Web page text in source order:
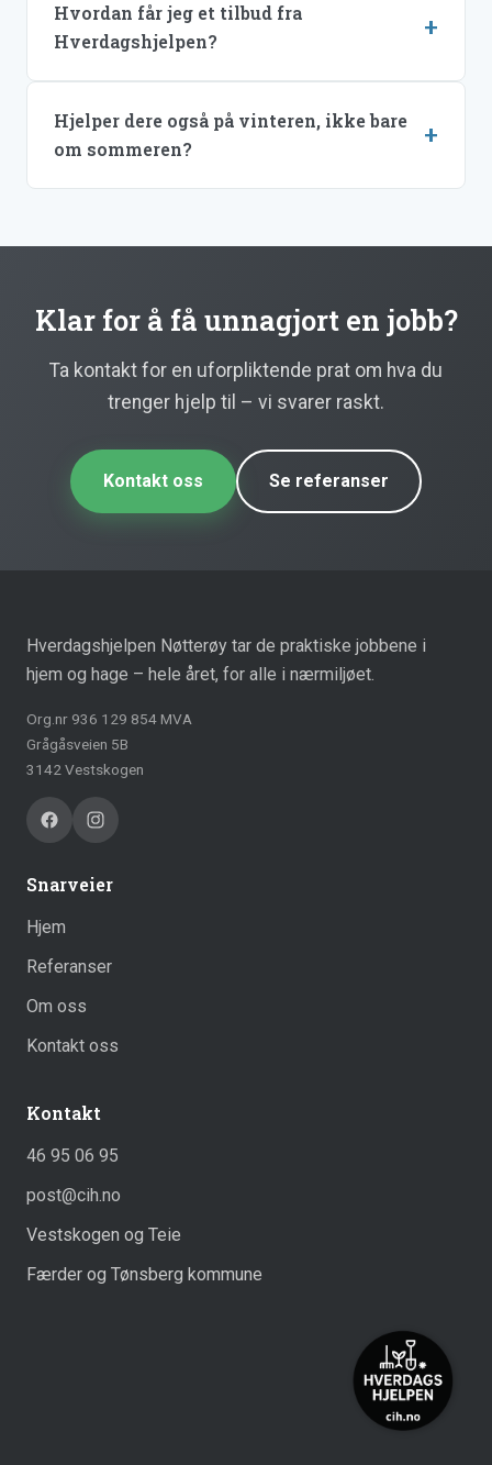
Hvordan får jeg et tilbud fra
Hverdagshjelpen?
Hjelper dere også på vinteren, ikke bare
om sommeren?
Klar for å få unnagjort en jobb?
Ta kontakt for en uforpliktende prat om hva du
trenger hjelp til – vi svarer raskt.
Kontakt oss Se referanser
Hverdagshjelpen Nøtterøy tar de praktiske jobbene i
hjem og hage – hele året, for alle i nærmiljøet.
Org.nr 936 129 854 MVA
Grågåsveien 5B
3142 Vestskogen
Snarveier
Hjem
Referanser
Om oss
Kontakt oss
Kontakt
46 95 06 95
post@cih.no
Vestskogen og Teie
Færder og Tønsberg kommune